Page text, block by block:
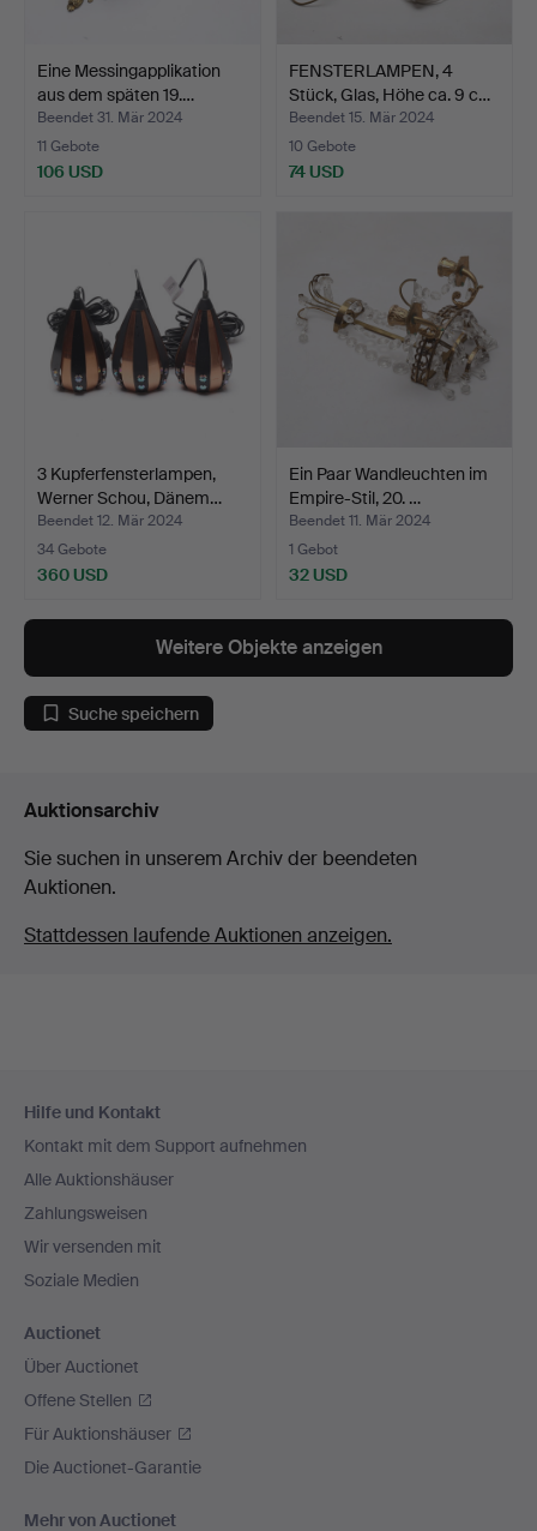
Eine Messingapplikation
aus dem späten 19.…
Beendet 31. Mär 2024
11 Gebote
106 USD
FENSTERLAMPEN, 4
Stück, Glas, Höhe ca. 9 c…
Beendet 15. Mär 2024
10 Gebote
74 USD
3 Kupferfensterlampen,
Werner Schou, Dänem…
Beendet 12. Mär 2024
34 Gebote
360 USD
Ein Paar Wandleuchten im
Empire-Stil, 20. …
Beendet 11. Mär 2024
1 Gebot
32 USD
Weitere Objekte anzeigen
Suche speichern
Auktionsarchiv
Sie suchen in unserem Archiv der beendeten
Auktionen.
Stattdessen laufende Auktionen anzeigen.
Navigation
Hilfe und Kontakt
Kontakt mit dem Support aufnehmen
Alle Auktionshäuser
Zahlungsweisen
Wir versenden mit
Soziale Medien
Auctionet
Über Auctionet
Offene Stellen
Für Auktionshäuser
Die Auctionet-Garantie
Mehr von Auctionet